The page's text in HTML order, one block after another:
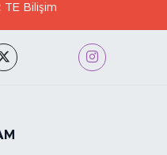
TE Bilişim